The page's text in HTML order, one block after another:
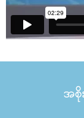
အစို